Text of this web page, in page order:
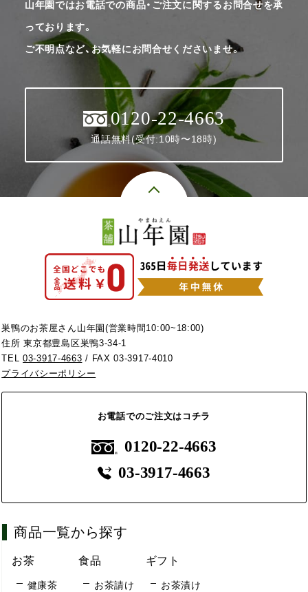
山年園ではお電話での商品・ご注文に関するお問合せを承
っております。
ご不明点など、お気軽にお問合せくださいませ。
0120-22-4663
通話無料(受付:10時〜18時)
巣鴨のお茶屋さん山年園(営業時間10:00~18:00)
住所 東京都豊島区巣鴨3-34-1
TEL03-3917-4663 / FAX 03-3917-4010
プライバシーポリシー
お電話でのご注文はコチラ
0120-22-4663
03-3917-4663
商品一覧から探す
お茶
健康茶
食品
お茶請け
ギフト
お茶漬け